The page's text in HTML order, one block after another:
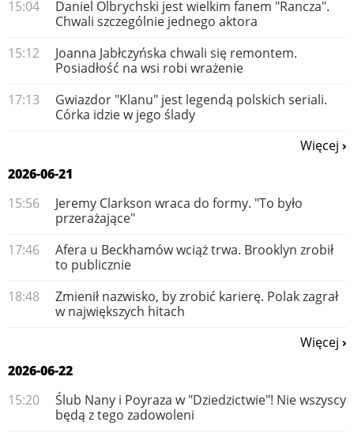
15:04
Daniel Olbrychski jest wielkim fanem "Rancza".
Chwali szczególnie jednego aktora
15:12
Joanna Jabłczyńska chwali się remontem.
Posiadłość na wsi robi wrażenie
17:13
Gwiazdor "Klanu" jest legendą polskich seriali.
Córka idzie w jego ślady
Więcej
2026-06-21
15:56
Jeremy Clarkson wraca do formy. "To było
przerażające"
17:46
Afera u Beckhamów wciąż trwa. Brooklyn zrobił
to publicznie
18:48
Zmienił nazwisko, by zrobić karierę. Polak zagrał
w największych hitach
Więcej
2026-06-22
15:20
Ślub Nany i Poyraza w "Dziedzictwie"! Nie wszyscy
będą z tego zadowoleni